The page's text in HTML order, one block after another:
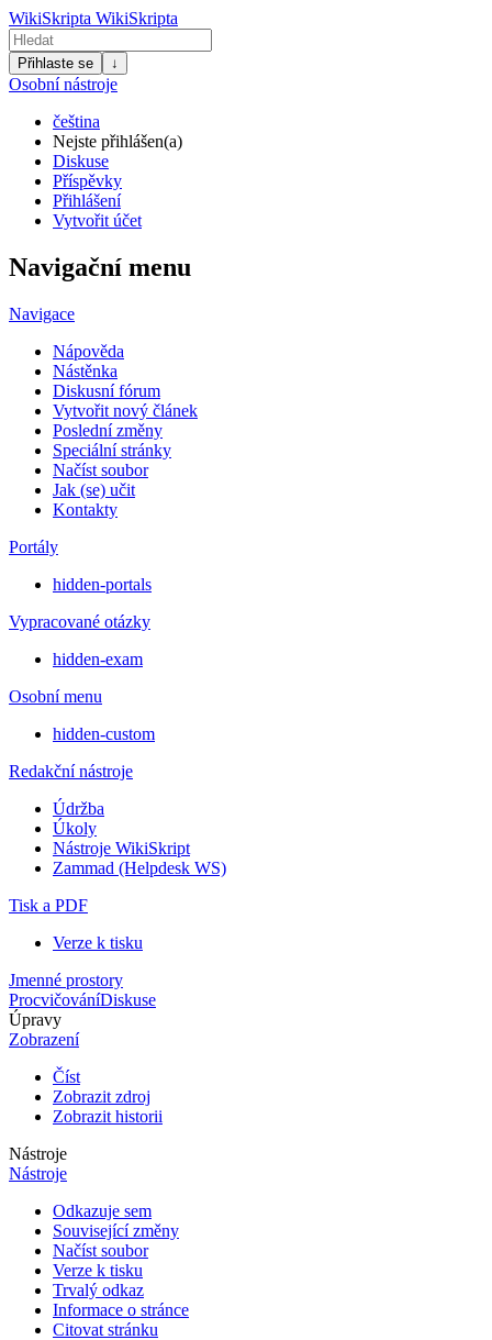
WikiSkripta WikiSkripta
Přihlaste se ↓
Osobní nástroje
čeština
Nejste přihlášen(a)
Diskuse
Příspěvky
Přihlášení
Vytvořit účet
Navigační menu
Navigace
Nápověda
Nástěnka
Diskusní fórum
Vytvořit nový článek
Poslední změny
Speciální stránky
Načíst soubor
Jak (se) učit
Kontakty
Portály
hidden-portals
Vypracované otázky
hidden-exam
Osobní menu
hidden-custom
Redakční nástroje
Údržba
Úkoly
Nástroje WikiSkript
Zammad (Helpdesk WS)
Tisk a PDF
Verze k tisku
Jmenné prostory
ProcvičováníDiskuse
Úpravy
Zobrazení
Číst
Zobrazit zdroj
Zobrazit historii
Nástroje
Nástroje
Odkazuje sem
Související změny
Načíst soubor
Verze k tisku
Trvalý odkaz
Informace o stránce
Citovat stránku